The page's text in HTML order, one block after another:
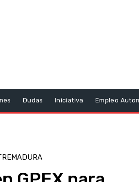
Dudas Iniciativa Empleo